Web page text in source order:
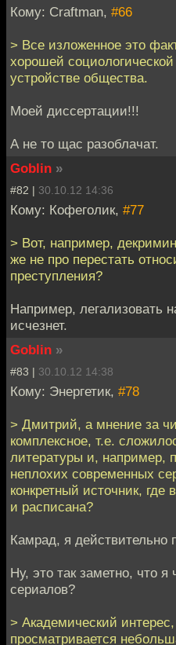
Кому: Craftman, #66
> Все изложенное это
хорошей
устройстве общества.
Моей диссертации!!!
А не то щас разоблачат.
Goblin »
#82 | 30.10.12 14:36
Кому: Кофеголик, #77
> Вот, например,
же не про перестать
преступления?
Например, легализовать
исчезнет.
Goblin »
#83 | 30.10.12 14:38
Кому: Энергетик, #78
> Дмитрий, а мнение за
комплексное, т.е.
литературы и, например,
неплохих современных
конкретный источник, где
и расписана?
Камрад, я действительно
Ну, это так заметно, что
сериалов?
> Академический
просматривается